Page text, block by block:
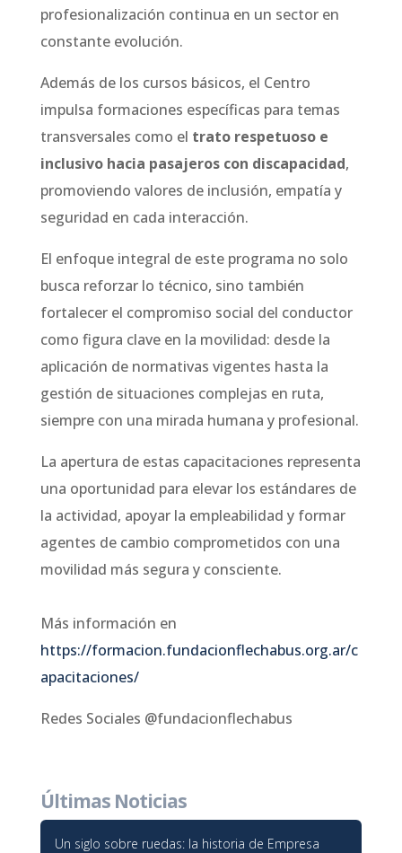
profesionalización continua en un sector en
constante evolución.
Además de los cursos básicos, el Centro
impulsa formaciones específicas para temas
transversales como el trato respetuoso e
inclusivo hacia pasajeros con discapacidad,
promoviendo valores de inclusión, empatía y
seguridad en cada interacción.
El enfoque integral de este programa no solo
busca reforzar lo técnico, sino también
fortalecer el compromiso social del conductor
como figura clave en la movilidad: desde la
aplicación de normativas vigentes hasta la
gestión de situaciones complejas en ruta,
siempre con una mirada humana y profesional.
La apertura de estas capacitaciones representa
una oportunidad para elevar los estándares de
la actividad, apoyar la empleabilidad y formar
agentes de cambio comprometidos con una
movilidad más segura y consciente.
Más información en
https://formacion.fundacionflechabus.org.ar/c
apacitaciones/
Redes Sociales @fundacionflechabus
Últimas Noticias
Un siglo sobre ruedas: la historia de Empresa